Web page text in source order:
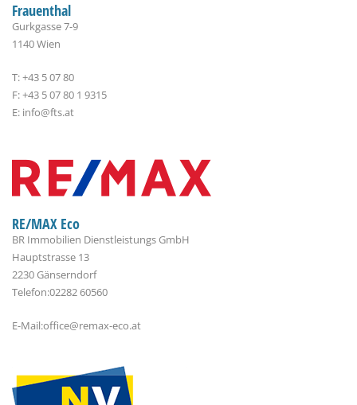
Frauenthal
Gurkgasse 7-9
1140 Wien
T: +43 5 07 80
F: +43 5 07 80 1 9315
E: info@fts.at
RE/MAX Eco
BR Immobilien Dienstleistungs GmbH
Hauptstrasse 13
2230 Gänserndorf
Telefon:02282 60560
E-Mail:office@remax-eco.at